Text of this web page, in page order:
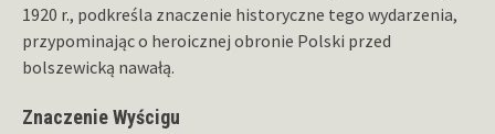
1920 r., podkreśla znaczenie historyczne tego wydarzenia,
przypominając o heroicznej obronie Polski przed
bolszewicką nawałą.
Znaczenie Wyścigu